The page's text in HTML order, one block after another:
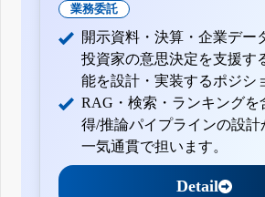
業務委託
開示資料・決算・企業デー
投資家の意思決定を支援す
能を設計・実装するポジシ
RAG・検索・ランキングを
得/推論パイプラインの設
一気通貫で担います。
Detail